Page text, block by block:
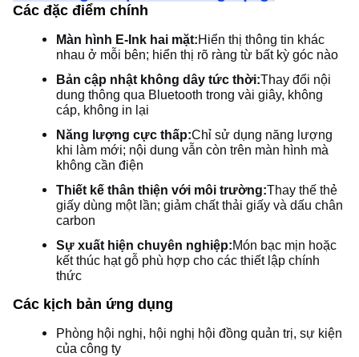
Các đặc điểm chính
Màn hình E-Ink hai mặt:Hiển thị thông tin khác
nhau ở mỗi bên; hiển thị rõ ràng từ bất kỳ góc nào
Bản cập nhật không dây tức thời:Thay đổi nội
dung thông qua Bluetooth trong vài giây, không
cáp, không in lại
Năng lượng cực thấp:Chỉ sử dụng năng lượng
khi làm mới; nội dung vẫn còn trên màn hình mà
không cần điện
Thiết kế thân thiện với môi trường:Thay thế thẻ
giấy dùng một lần; giảm chất thải giấy và dấu chân
carbon
Sự xuất hiện chuyên nghiệp:Món bạc mịn hoặc
kết thúc hạt gỗ phù hợp cho các thiết lập chính
thức
Các kịch bản ứng dụng
Phòng hội nghị, hội nghị hội đồng quản trị, sự kiện
của công ty